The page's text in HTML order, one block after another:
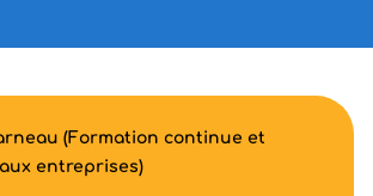
(Formation continue et
entreprises)